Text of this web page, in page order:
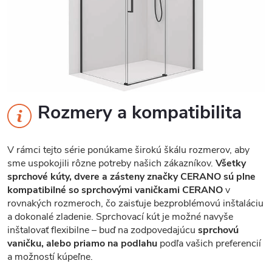
Rozmery a kompatibilita
V rámci tejto série ponúkame širokú škálu rozmerov, aby
sme uspokojili rôzne potreby našich zákazníkov. Všetky
sprchové kúty, dvere a zásteny značky CERANO sú plne
kompatibilné so sprchovými vaničkami CERANOv
rovnakých rozmeroch, čo zaisťuje bezproblémovú inštaláciu
a dokonalé zladenie. Sprchovací kút je možné navyše
inštalovať flexibilne – buď na zodpovedajúcu sprchovú
vaničku, alebo priamo na podlahu podľa vašich preferencií
a možností kúpeľne.